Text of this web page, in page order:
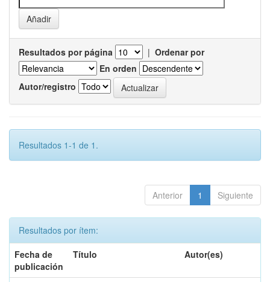
Resultados por página | Ordenar por
En orden
Autor/registro
Resultados 1-1 de 1.
Anterior 1 Siguiente
Resultados por ítem:
Fecha de
publicación
Título Autor(es)